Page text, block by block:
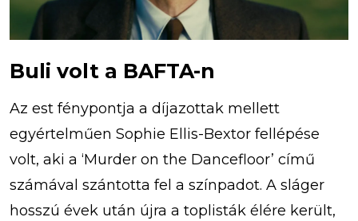
Buli volt a BAFTA-n
Az est fénypontja a díjazottak mellett
egyértelműen Sophie Ellis-Bextor fellépése
volt, aki a ‘Murder on the Dancefloor’ című
számával szántotta fel a színpadot. A sláger
hosszú évek után újra a toplisták élére került,